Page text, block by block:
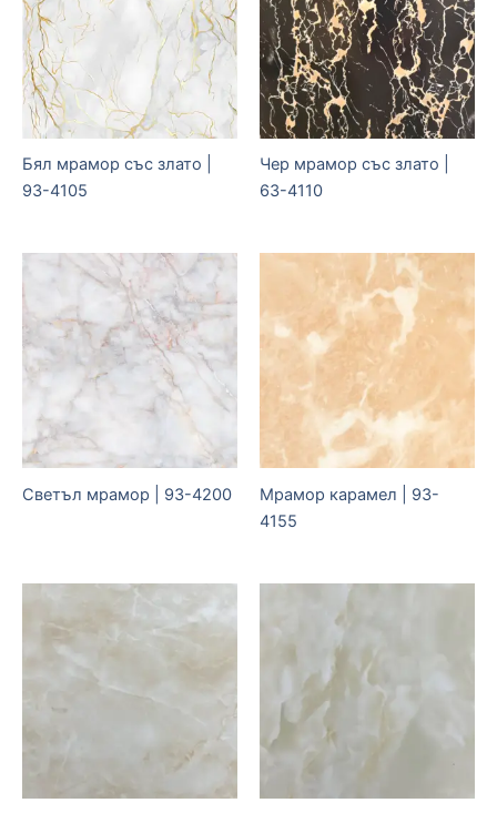
Бял мрамор със злато |
93-4105
Чер мрамор със злато |
63-4110
Светъл мрамор | 93-4200
Мрамор карамел | 93-
4155